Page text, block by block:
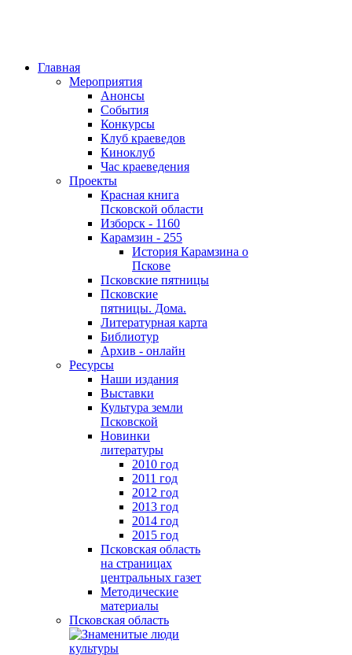
Главная
Мероприятия
Анонсы
События
Конкурсы
Клуб краеведов
Киноклуб
Час краеведения
Проекты
Красная книга
Псковской области
Изборск - 1160
Карамзин - 255
История Карамзина о
Пскове
Псковские пятницы
Псковские
пятницы. Дома.
Литературная карта
Библиотур
Архив - онлайн
Ресурсы
Наши издания
Выставки
Культура земли
Псковской
Новинки
литературы
2010 год
2011 год
2012 год
2013 год
2014 год
2015 год
Псковская область
на страницах
центральных газет
Методические
материалы
Псковская область